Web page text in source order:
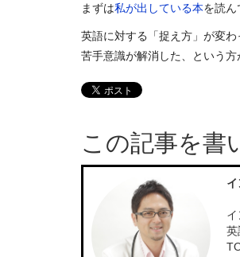
まずは私が出している本を読ん
英語に対する「捉え方」が変わ
苦手意識が解消した、という方
この記事を書
英